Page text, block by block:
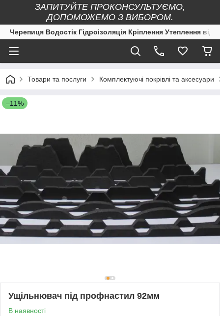
ЗАПИТУЙТЕ ПРОКОНСУЛЬТУЄМО,
ДОПОМОЖЕМО З ВИБОРОМ.
Черепиця Водостік Гідроізоляція Кріплення Утеплення
Товари та послуги Комплектуючі покрівлі та аксесуари
–11%
Ущільнювач під профнастил 92мм
В наявності